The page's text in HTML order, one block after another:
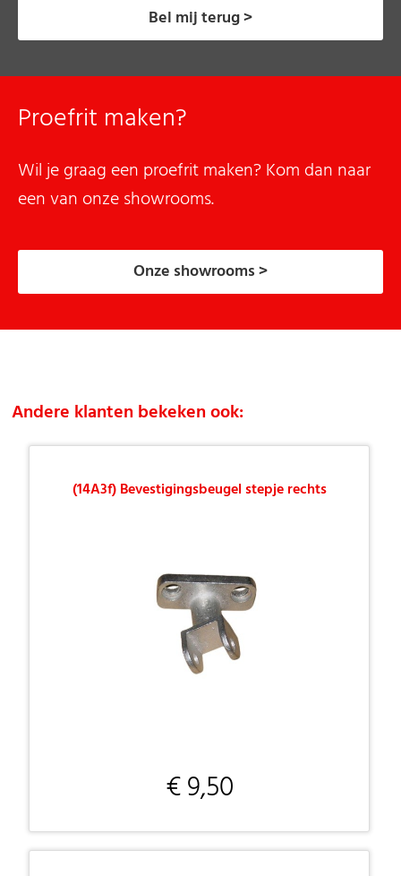
Bel mij terug >
Proefrit maken?
Wil je graag een proefrit maken? Kom dan naar
een van onze showrooms.
Onze showrooms >
Andere klanten bekeken ook:
(14A3f) Bevestigingsbeugel stepje rechts
€ 9,50